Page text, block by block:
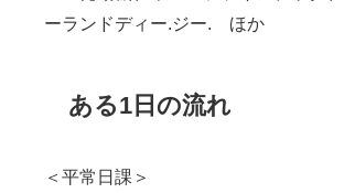
ーランドディー.ジー. ほか
ある1日の流れ
＜平常日課＞